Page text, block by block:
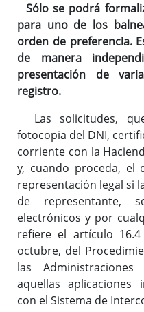
Sólo se podrá
para uno de los
orden de preferencia.
de manera
presentación de
registro.
Las solicitudes,
fotocopia del DNI,
corriente con la
y, cuando proceda, el
representación legal si
de representante,
electrónicos y por
refiere el artículo
octubre, del
las
aquellas aplicaciones
con el Sistema de